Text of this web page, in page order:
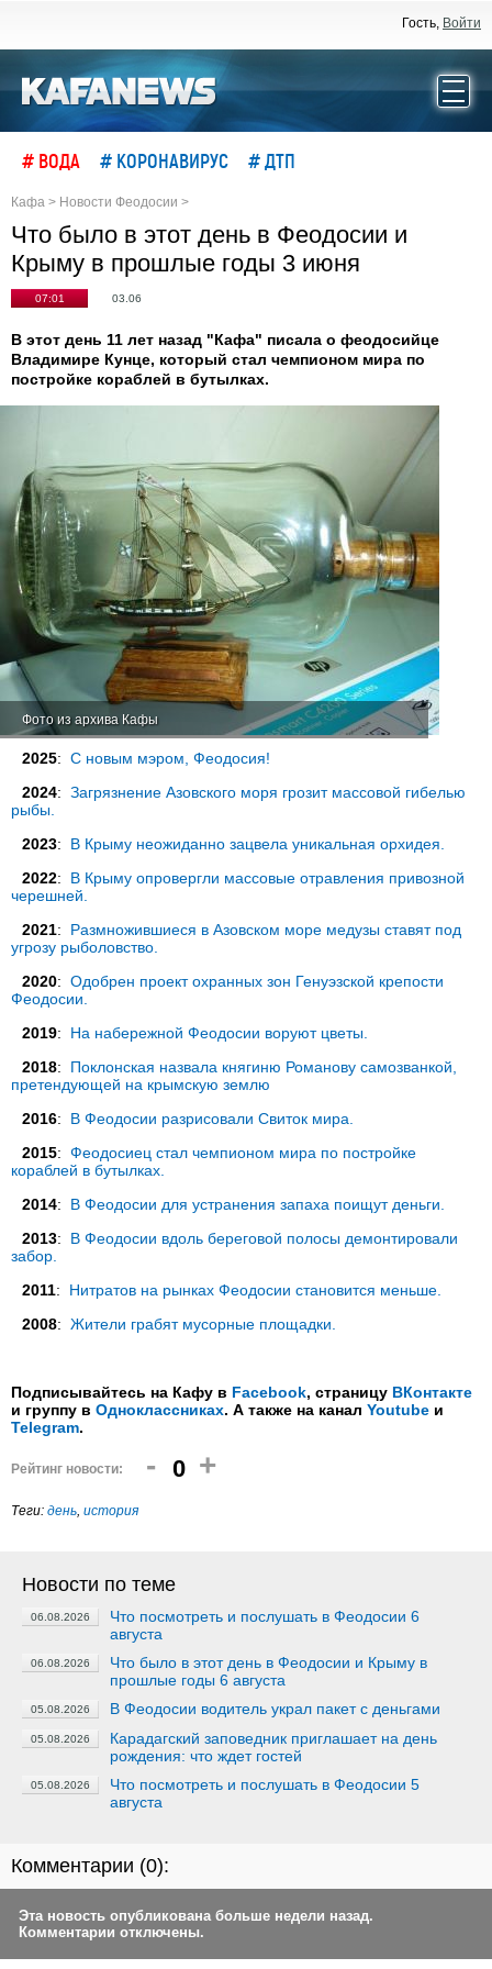
Гость, Войти
# ВОДА # КОРОНАВИРУС # ДТП
Кафа > Новости Феодосии >
Что было в этот день в Феодосии и
Крыму в прошлые годы 3 июня
07:01 03.06
В этот день 11 лет назад "Кафа" писала о феодосийце
Владимире Кунце, который стал чемпионом мира по
постройке кораблей в бутылках.
Фото из архива Кафы
2025: С новым мэром, Феодосия!
2024: Загрязнение Азовского моря грозит массовой гибелью
рыбы.
2023: В Крыму неожиданно зацвела уникальная орхидея.
2022: В Крыму опровергли массовые отравления привозной
черешней.
2021: Размножившиеся в Азовском море медузы ставят под
угрозу рыболовство.
2020: Одобрен проект охранных зон Генуэзской крепости
Феодосии.
2019: На набережной Феодосии воруют цветы.
2018: Поклонская назвала княгиню Романову самозванкой,
претендующей на крымскую землю
2016: В Феодосии разрисовали Свиток мира.
2015: Феодосиец стал чемпионом мира по постройке
кораблей в бутылках.
2014: В Феодосии для устранения запаха поищут деньги.
2013: В Феодосии вдоль береговой полосы демонтировали
забор.
2011: Нитратов на рынках Феодосии становится меньше.
2008: Жители грабят мусорные площадки.
Подписывайтесь на Кафу в Facebook, страницу ВКонтакте
и группу в Одноклассниках. А также на канал Youtube и
Telegram.
Рейтинг новости: - 0 +
Теги: день, история
Новости по теме
06.08.2026
Что посмотреть и послушать в Феодосии 6
августа
06.08.2026
Что было в этот день в Феодосии и Крыму в
прошлые годы 6 августа
05.08.2026 В Феодосии водитель украл пакет с деньгами
05.08.2026
Карадагский заповедник приглашает на день
рождения: что ждет гостей
05.08.2026
Что посмотреть и послушать в Феодосии 5
августа
Комментарии (0):
Эта новость опубликована больше недели назад.
Комментарии отключены.